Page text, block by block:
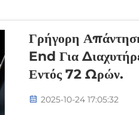
Γρήγορη
End Για
Εντός 72 Ωρών.
2025-10-24 17:05:32